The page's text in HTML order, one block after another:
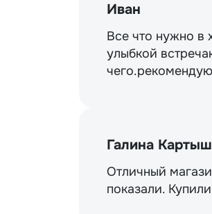
Иван
Все что нужно в
улыбкой
Галина
Отличный
показали.